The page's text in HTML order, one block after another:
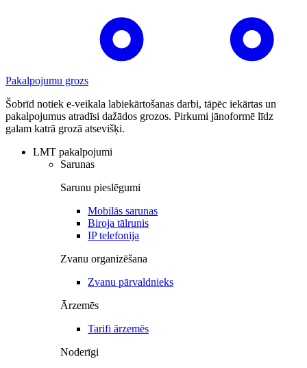
Pakalpojumu grozs
Šobrīd notiek e-veikala labiekārtošanas darbi, tāpēc iekārtas un
pakalpojumus atradīsi dažādos grozos. Pirkumi jānoformē līdz
galam katrā grozā atsevišķi.
LMT pakalpojumi
Sarunas
Sarunu pieslēgumi
Mobilās sarunas
Biroja tālrunis
IP telefonija
Zvanu organizēšana
Zvanu pārvaldnieks
Ārzemēs
Tarifi ārzemēs
Noderīgi